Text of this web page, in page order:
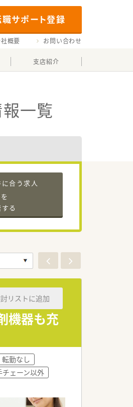
職サポート登録
概要 お問い合わせ
支店紹介
一覧
合う求人
る
機器も充
リストに追加
転勤なし
チェーン以外